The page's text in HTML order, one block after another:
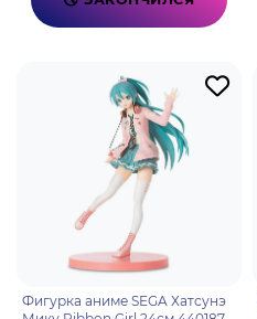
Фигурка аниме SEGA Хатсунэ